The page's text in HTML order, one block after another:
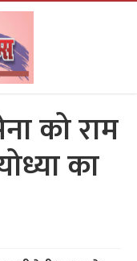
को राम
का